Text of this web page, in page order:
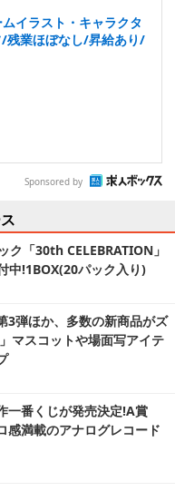
イラスト・キャラクタ
残業ほぼなし/昇給あり/
Sponsored by
ク「30th CELEBRATION」
中!1BOX(20パック入り)
3弾ほか、多数の新商品がズ
マスコットや場面写アイテ
一番くじが発売決定!A賞
感満載のアナログレコード